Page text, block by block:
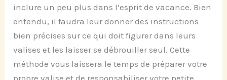
inclure un peu plus dans l’esprit de vacance. Bien
entendu, il faudra leur donner des instructions
bien précises sur ce qui doit figurer dans leurs
valises et les laisser se débrouiller seul. Cette
méthode vous laissera le temps de préparer votre